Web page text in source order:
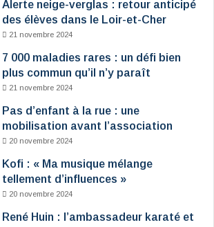
Alerte neige-verglas : retour anticipé
des élèves dans le Loir-et-Cher
21 novembre 2024
7 000 maladies rares : un défi bien
plus commun qu’il n’y paraît
21 novembre 2024
Pas d’enfant à la rue : une
mobilisation avant l’association
20 novembre 2024
Kofi : « Ma musique mélange
tellement d’influences »
20 novembre 2024
René Huin : l’ambassadeur karaté et